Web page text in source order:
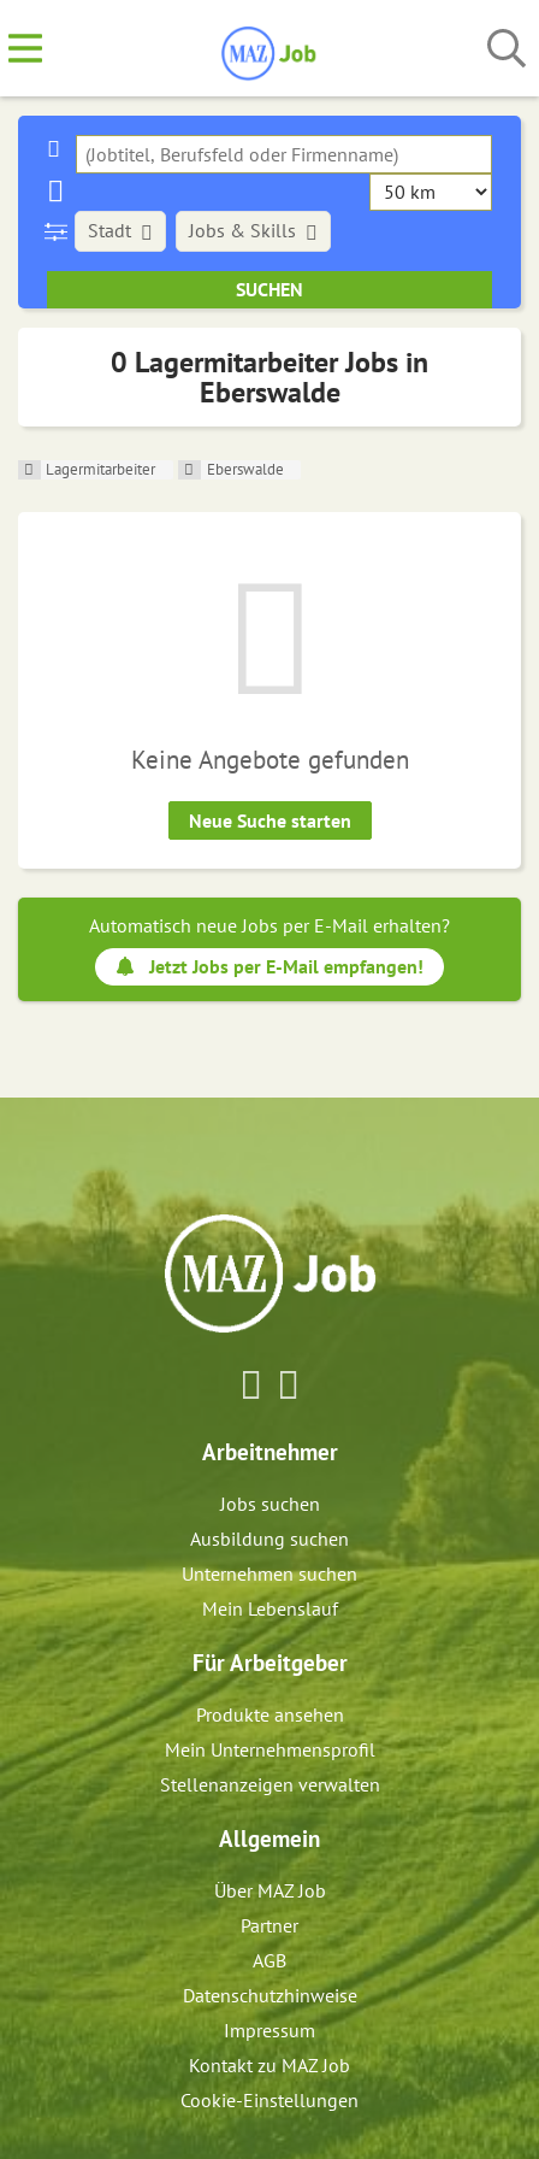
Stadt Jobs & Skills
0 Lagermitarbeiter Jobs in
Eberswalde
Lagermitarbeiter Eberswalde
Keine Angebote gefunden
Neue Suche starten
Automatisch neue Jobs per E-Mail erhalten?
Jetzt Jobs per E-Mail empfangen!
Arbeitnehmer
Jobs suchen
Ausbildung suchen
Unternehmen suchen
Mein Lebenslauf
Für Arbeitgeber
Produkte ansehen
Mein Unternehmensprofil
Stellenanzeigen verwalten
Allgemein
Über MAZ Job
Partner
AGB
Datenschutzhinweise
Impressum
Kontakt zu MAZ Job
Cookie-Einstellungen